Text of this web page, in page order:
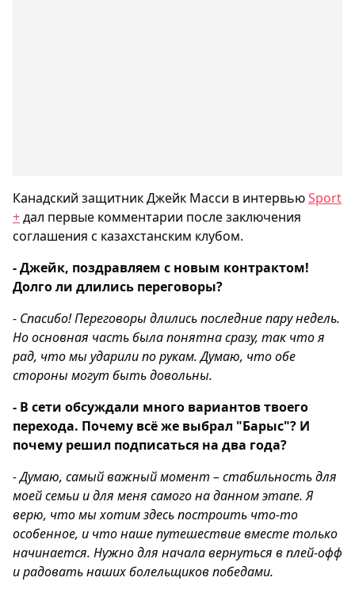
Канадский защитник Джейк Масси в интервьюSport
+дал первые комментарии после заключения
соглашения с казахстанским клубом.
- Джейк, поздравляем с новым контрактом!
Долго ли длились переговоры?
- Спасибо! Переговоры длились последние пару недель.
Но основная часть была понятна сразу, так что я
рад, что мы ударили по рукам. Думаю, что обе
стороны могут быть довольны.
- В сети обсуждали много вариантов твоего
перехода. Почему всё же выбрал "Барыс"? И
почему решил подписаться на два года?
- Думаю, самый важный момент – стабильность для
моей семьи и для меня самого на данном этапе. Я
верю, что мы хотим здесь построить что-то
особенное, и что наше путешествие вместе только
начинается. Нужно для начала вернуться в плей-офф
и радовать наших болельщиков победами.